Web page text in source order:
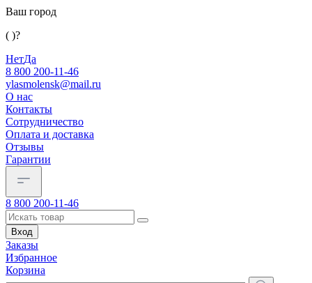
Ваш город
( )?
НетДа
8 800 200-11-46
ylasmolensk@mail.ru
О нас
Контакты
Сотрудничество
Оплата и доставка
Отзывы
Гарантии
8 800 200-11-46
Вход
Заказы
Избранное
Корзина